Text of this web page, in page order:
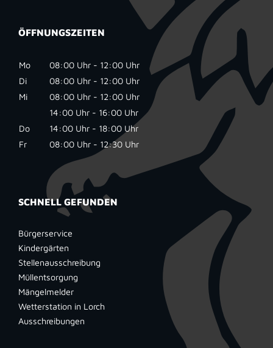
ÖFFNUNGSZEITEN
Mo
08:00 Uhr - 12:00 Uhr
Di
08:00 Uhr - 12:00 Uhr
Mi
08:00 Uhr - 12:00 Uhr
14:00 Uhr - 16:00 Uhr
Do
14:00 Uhr - 18:00 Uhr
Fr
08:00 Uhr - 12:30 Uhr
SCHNELL GEFUNDEN
Bürgerservice
Kindergärten
Stellenausschreibung
Müllentsorgung
Mängelmelder
Wetterstation in Lorch
Ausschreibungen